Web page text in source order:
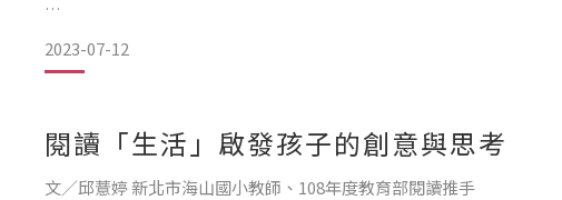
透過圖文的互輔、主題的多元性、生活性、趣味性，以漸進的方式，
2023-07-12
閱讀「生活」啟發孩子的創意與思考
文／邱薏婷 新北市海山國小教師、108年度教育部閱讀推手